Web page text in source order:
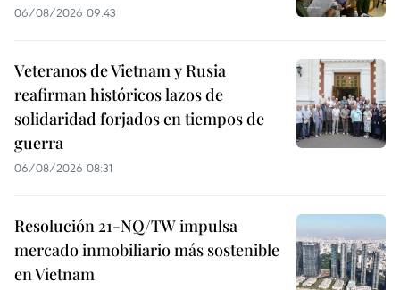
06/08/2026 09:43
Veteranos de Vietnam y Rusia
reafirman históricos lazos de
solidaridad forjados en tiempos de
guerra
06/08/2026 08:31
Resolución 21-NQ/TW impulsa
mercado inmobiliario más sostenible
en Vietnam